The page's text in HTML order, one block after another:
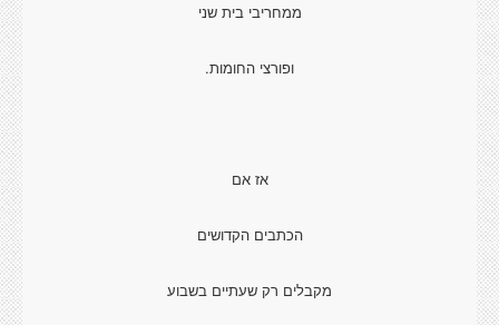
ממחריבי בית שני
ופורצי החומות.
אז אם
הכתבים הקדושים
מקבלים רק שעתיים בשבוע